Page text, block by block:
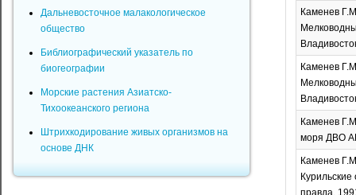
Каменев
Каменев
Каменев
моря ДВО
Каменев
Дальневосточное малакологическое
общество
Библиографический указатель по
биогеографии
Морские растения Азиатско-
Тихоокеанского региона
Штрихкодирование живых организмов на
основе ДНК